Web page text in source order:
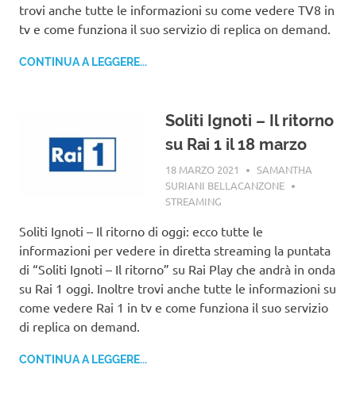
trovi anche tutte le informazioni su come vedere TV8 in
tv e come funziona il suo servizio di replica on demand.
CONTINUA A LEGGERE...
Soliti Ignoti – Il ritorno
su Rai 1 il 18 marzo
18 MARZO 2021
SAMANTHA
SURIANI BELLACANZONE
STREAMING
Soliti Ignoti – Il ritorno di oggi: ecco tutte le
informazioni per vedere in diretta streaming la puntata
di “Soliti Ignoti – Il ritorno” su Rai Play che andrà in onda
su Rai 1 oggi. Inoltre trovi anche tutte le informazioni su
come vedere Rai 1 in tv e come funziona il suo servizio
di replica on demand.
CONTINUA A LEGGERE...